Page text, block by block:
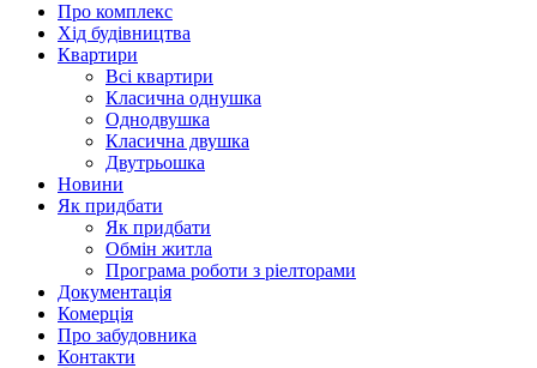
Про комплекс
Хід будівництва
Квартири
Всі квартири
Класична однушка
Однодвушка
Класична двушка
Двутрьошка
Новини
Як придбати
Як придбати
Обмін житла
Програма роботи з ріелторами
Документація
Комерція
Про забудовника
Контакти